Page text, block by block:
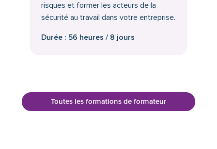
risques et former les acteurs de la
sécurité au travail dans votre entreprise.
Durée : 56 heures / 8 jours
Toutes les formations de formateur